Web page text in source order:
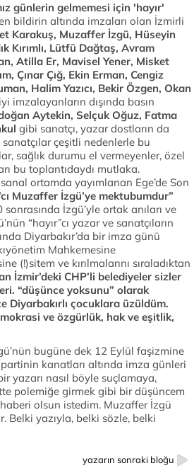
günlerin gelmemesi için 'hayır'
bildirin altında imzaları olan İzmirli
Karakuş, Muzaffer İzgü, Hüseyin
Kırımlı, Lütfü Dağtaş, Avram
Atilla Er, Mavisel Yener, Misket
Çınar Çığ, Ekin Erman, Cengiz
Halim Yazıcı, Bekir Özgen, Okan
imzalayanların dışında basın
Aytekin, Selçuk Oğuz, Fatma
gibi sanatçı, yazar dostların da
çeşitli nedenlerle bu
sağlık durumu el vermeyenler, özel
bu toplantıdaydı mutlaka.
ortamda yayımlanan Ege’de Son
Muzaffer İzgü’ye mektubumdur”
İzgü’yle ortak anıları ve
“hayır”cı yazar ve sanatçıların
Diyarbakır’da bir imza günü
Mahkemesine
(!)sitem ve kırılmalarını sıraladıktan
İzmir’deki CHP’li belediyeler sizler
“düşünce yoksunu” olarak
Diyarbakırlı çocuklara üzüldüm.
ve özgürlük, hak ve eşitlik,
bugüne dek 12 Eylül faşizmine
partinin kanatları altında imza günleri
yazarı nasıl böyle suçlamaya,
polemiğe girmek gibi bir düşüncem
olsun istedim. Muzaffer İzgü
Belki yazıyla, belki sözle, belki
yazarın sonraki bloğu